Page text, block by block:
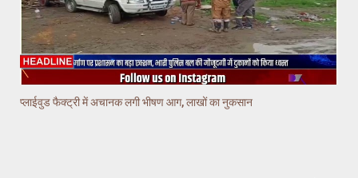
प्लाईवुड फैक्ट्री में अचानक लगी भीषण आग, लाखों का नुकसान